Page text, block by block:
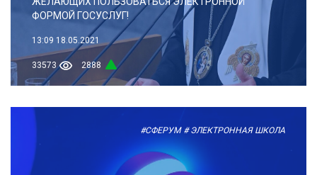
ФОРМОЙ ГОСУСЛУГ!
13:09 18.05.2021
33573 2888
#СФЕРУМ # ЭЛЕКТРОННАЯ ШКОЛА